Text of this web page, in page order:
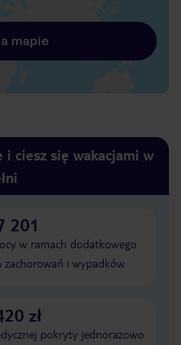
mapie
i ciesz się wakacjami w
201
w ramach dodatkowego
zachorowań i wypadków
zł
pokryty jednorazowo